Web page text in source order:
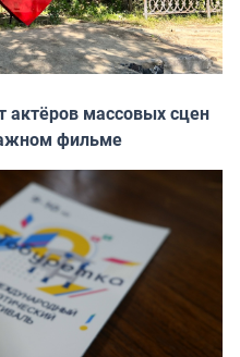
актёров массовых сцен
фильме